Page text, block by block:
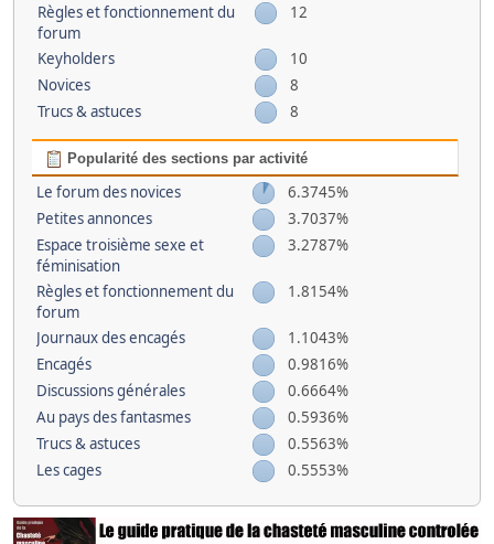
Règles et fonctionnement du
forum
12
Keyholders
10
Novices
8
Trucs & astuces
8
Popularité des sections par activité
Le forum des novices
6.3745%
Petites annonces
3.7037%
Espace troisième sexe et
féminisation
3.2787%
Règles et fonctionnement du
forum
1.8154%
Journaux des encagés
1.1043%
Encagés
0.9816%
Discussions générales
0.6664%
Au pays des fantasmes
0.5936%
Trucs & astuces
0.5563%
Les cages
0.5553%